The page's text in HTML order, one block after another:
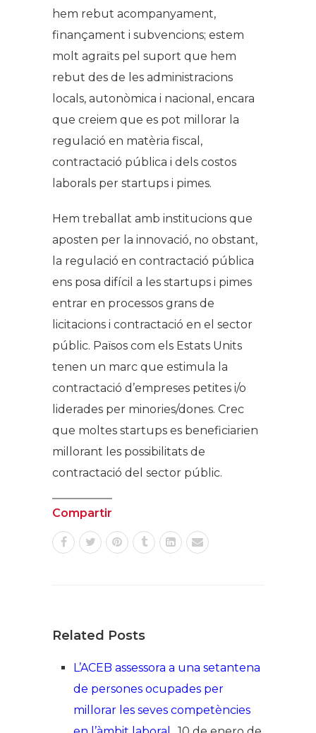
hem rebut acompanyament,
finançament i subvencions; estem
molt agraïts pel suport que hem
rebut des de les administracions
locals, autonòmica i nacional, encara
que creiem que es pot millorar la
regulació en matèria fiscal,
contractació pública i dels costos
laborals per startups i pimes.
Hem treballat amb institucions que
aposten per la innovació, no obstant,
la regulació en contractació pública
ens posa difícil a les startups i pimes
entrar en processos grans de
licitacions i contractació en el sector
públic. Països com els Estats Units
tenen un marc que estimula la
contractació d’empreses petites i/o
liderades per minories/dones. Crec
que moltes startups es beneficiarien
millorant les possibilitats de
contractació del sector públic.
Compartir
Related Posts
L’ACEB assessora a una setantena
de persones ocupades per
millorar les seves competències